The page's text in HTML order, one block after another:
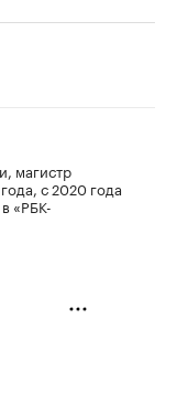
магистр
с 2020 года
«РБК-